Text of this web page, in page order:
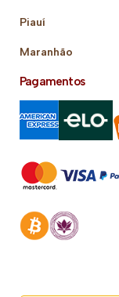
Piauí
Maranhão
Pagamentos